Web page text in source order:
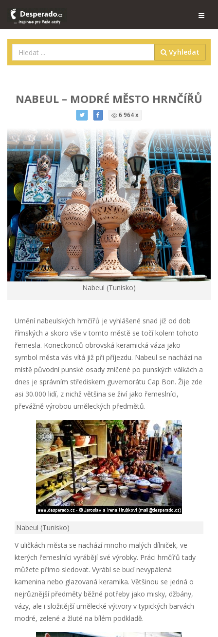
Vyhledat
NABEUL – MODRÉ MĚSTO HRNČÍŘŮ
6 964 x
Nabeul (Tunisko)
Umění nabeulských hrnčířů je vyhlášené snad již od dob
římských a skoro vše v tomto městě se točí kolem tohoto
řemesla. Koneckonců obrovská keramická váza jako
symbol města vás vítá již při příjezdu. Nabeul se nachází na
místě původní punské osady zničené po punských válkách a
dnes je správním střediskem guvernorátu Cap Bon. Žije zde
asi 30.000 lidí, z nichž většina se živí jako řemeslníci,
převážně výrobou uměleckých předmětů.
Nabeul (Tunisko)
V uličkách města se nachází mnoho malých dílniček, ve
kterých řemeslníci vyrábějí své výrobky. Práci hrnčířů tady
můžete přímo sledovat. Vyrábí se buď nevypálená
kamenina nebo glazovaná keramika. Většinou se jedná o
nejrůznější předměty běžné potřeby jako misky, džbány,
vázy, ale i složitější umělecké výtvory v typických barvách
modré, zelené a žluté na bílém podkladě.